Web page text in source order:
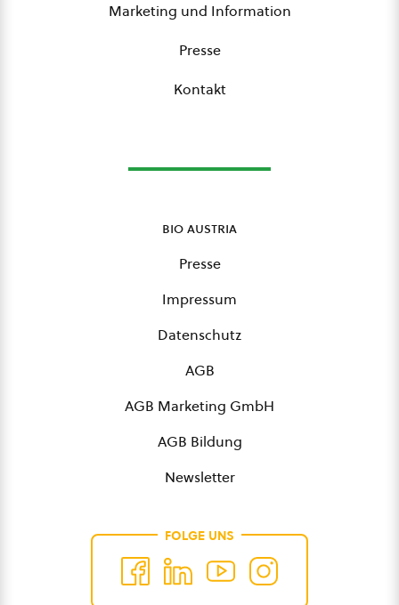
Marketing und Information
Presse
Kontakt
bio austria
Presse
Impressum
Datenschutz
AGB
AGB Marketing GmbH
AGB Bildung
Newsletter
FOLGE UNS